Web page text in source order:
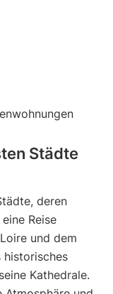
Städte
deren
Reise
und dem
historisches
Kathedrale.